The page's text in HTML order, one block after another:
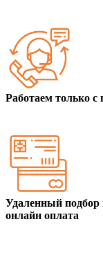
Работаем только
Удаленный подбор
онлайн оплата